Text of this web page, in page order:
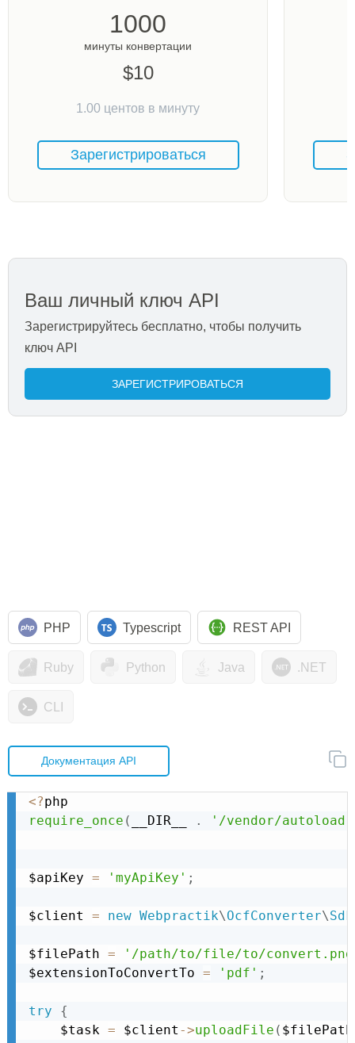
1000
минуты конвертации
$10
1.00 центов в минуту
Зарегистрироваться
Ваш личный ключ API
Зарегистрируйтесь бесплатно, чтобы получить
ключ API
ЗАРЕГИСТРИРОВАТЬСЯ
PHP Typescript REST API
Ruby Python Java .NET
CLI
Документация API
<?
require_once ( __DIR__ . '/vendor/
$apiKey = 'myApiKey' ;
$client = new Webpractik\OcfConverter\Sdk
$filePath =
'/path/to/file/to/
$extensionToConvertTo = 'pdf' ;
try
{
    $task
= $client ->uploadFile ( $filePath